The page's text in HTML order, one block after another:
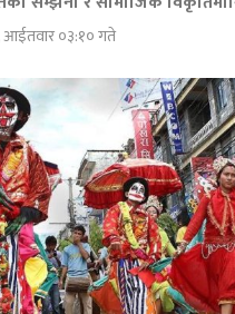
आईतवार ०३:१० गते